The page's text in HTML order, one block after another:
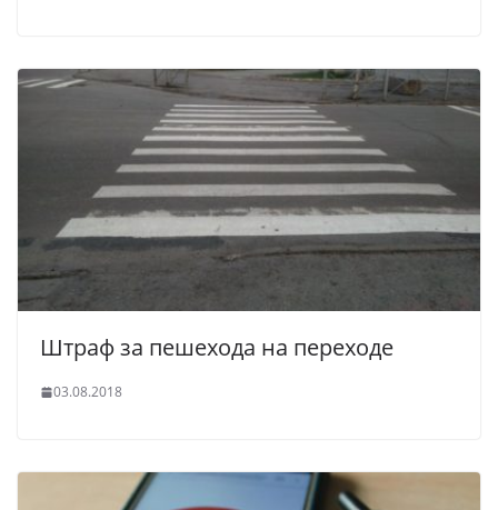
Штраф за пешехода на переходе
03.08.2018